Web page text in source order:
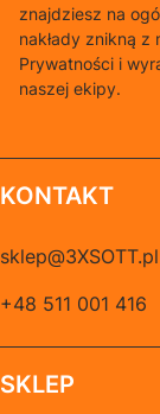
znajdziesz na
nakłady znikną
Prywatności i
naszej ekipy.
Linki w
KONTAKT
sklep@3XSOTT.pl
+48 511 001 416
SKLEP